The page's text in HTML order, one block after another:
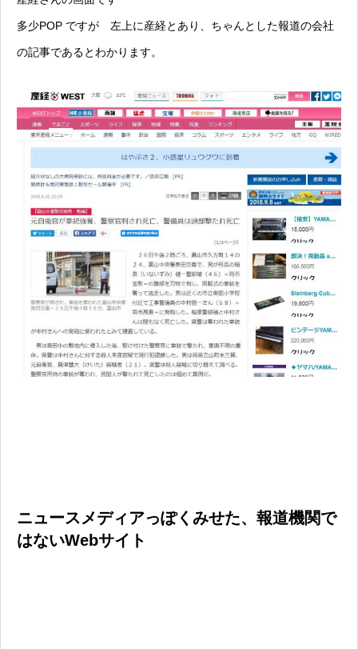
多少POP ですが 左上に産経とあり、ちゃんとした報道の会社
の記事であるとわかります。
ニュースメディアっぽくみせた、報道機関で
はないWebサイト